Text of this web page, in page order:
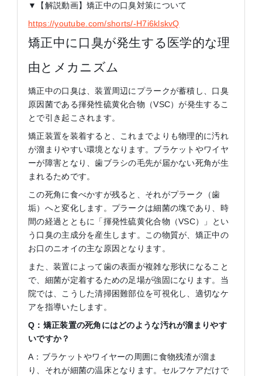
▼【解説動画】矯正中の口臭対策について
https://youtube.com/shorts/-H7i6klskvQ
矯正中に口臭が発生する医学的な理
由とメカニズム
矯正中の口臭は、装置周辺にプラークが蓄積し、口臭
原因菌である揮発性硫黄化合物（VSC）が発生するこ
とで引き起こされます。
矯正装置を装着すると、これまでよりも物理的に汚れ
が溜まりやすい環境となります。ブラケットやワイヤ
ーが障害となり、歯ブラシの毛先が届かない死角が生
まれるためです。
この死角に食べかすが残ると、それがプラーク（歯
垢）へと変化します。プラークは細菌の塊であり、時
間の経過とともに「揮発性硫黄化合物（VSC）」とい
う口臭の主成分を産生します。この物質が、矯正中の
お口のニオイの主な原因となります。
また、装置によって歯の表面が複雑な形状になること
で、細菌が定着するための足場が強固になります。当
院では、こうした清掃困難部位を可視化し、適切なケ
アを指導いたします。
Q：矯正装置の死角にはどのような汚れが溜まりやす
いですか？
A：ブラケットやワイヤーの周囲に食物残渣が溜ま
り、それが細菌の温床となります。セルフケアだけで